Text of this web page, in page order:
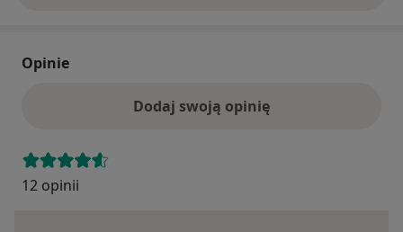
Opinie
Dodaj swoją opinię
12 opinii